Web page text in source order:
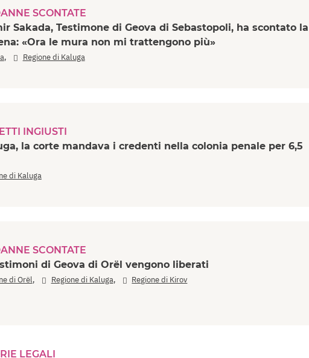
SCONTATE
Sakada, Testimone di Geova di Sebastopoli, ha scontato la
«Ora le mura non mi trattengono più»
, Regione di Kaluga
INGIUSTI
la corte mandava i credenti nella colonia penale per 6,5
di Kaluga
SCONTATE
di Geova di Orël vengono liberati
di Orël, Regione di Kaluga, Regione di Kirov
LEGALI